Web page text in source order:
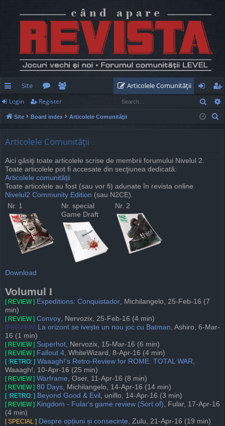
ui
ck
Site
or
u
e
m
Articolele Comunităţii
og
in
eg
ist
Login Register
Site Board index Articolele Comunităţii
Articolele Comunităţii
Aici găsiţi toate articolele scrise de membrii forumului Nivelul 2.
Toate articolele pot fi accesate din secţiunea dedicată:
Articolele comunității
Toate articolele au fost (sau vor fi) adunate în revista online
Nivelul2 Community Edition (sau N2CE).
Nr. 1
Nr. special
Game Draft
Nr. 2
Download
Volumul I
[ REVIEW ] Expeditions: Conquistador, Michilangelo, 25-Feb-16 (7
min)
[ REVIEW ] Convoy, Nervozix, 25-Feb-16 (4 min)
[PREVIEW] La orizont se ivește un nou joc cu Batman, Ashiro, 6-Mar-
16 (1 min)
[ REVIEW ] Superhot, Nervozix, 15-Mar-16 (6 min)
[ REVIEW ] Fallout 4, WhiteWizard, 8-Apr-16 (4 min)
[ :RETRO: ] Waaagh!'s Retro-Review for ROME: TOTAL WAR,
Waaagh!, 10-Apr-16 (25 min)
[ REVIEW ] Warframe, Oser, 11-Apr-16 (8 min)
[ REVIEW ] 80 Days, Michilangelo, 14-Apr-16 (14 min)
[ :RETRO: ] Beyond Good & Evil , uniflo, 14-Apr-16 (3 min)
[ REVIEW ] Kingdom - Fular's game review (Sort of), Fular, 17-Apr-16
(4 min)
[ SPECIAL ] Despre opțiuni și consecințe, Zulu, 21-Apr-16 (19 min)